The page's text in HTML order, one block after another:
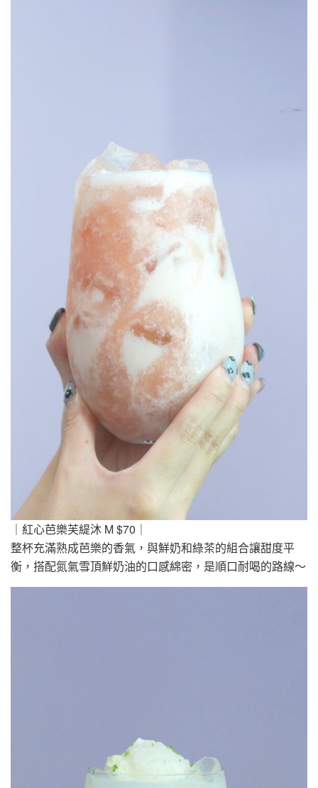
｜紅心芭樂芙緹沐 M $70｜
整杯充滿熟成芭樂的香氣，與鮮奶和綠茶的組合讓甜度平
衡，搭配氮氣雪頂鮮奶油的口感綿密，是順口耐喝的路線～